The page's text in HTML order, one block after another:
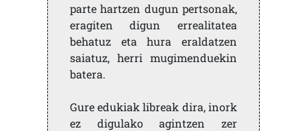
parte hartzen dugun pertsonak,
eragiten digun errealitatea
behatuz eta hura eraldatzen
saiatuz, herri mugimenduekin
batera.
Gure edukiak libreak dira, inork
ez digulako agintzen zer